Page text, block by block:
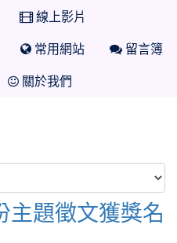
線上影片
常用網站 留言簿
關於我們
主題徵文獲獎名